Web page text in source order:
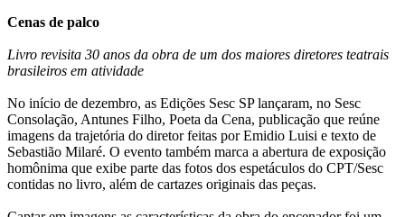
Cenas de palco
Livro revisita 30 anos da obra de um dos maiores diretores teatrais
brasileiros em atividade
No início de dezembro, as Edições Sesc SP lançaram, no Sesc
Consolação, Antunes Filho, Poeta da Cena, publicação que reúne
imagens da trajetória do diretor feitas por Emidio Luisi e texto de
Sebastião Milaré. O evento também marca a abertura de exposição
homônima que exibe parte das fotos dos espetáculos do CPT/Sesc
contidas no livro, além de cartazes originais das peças.